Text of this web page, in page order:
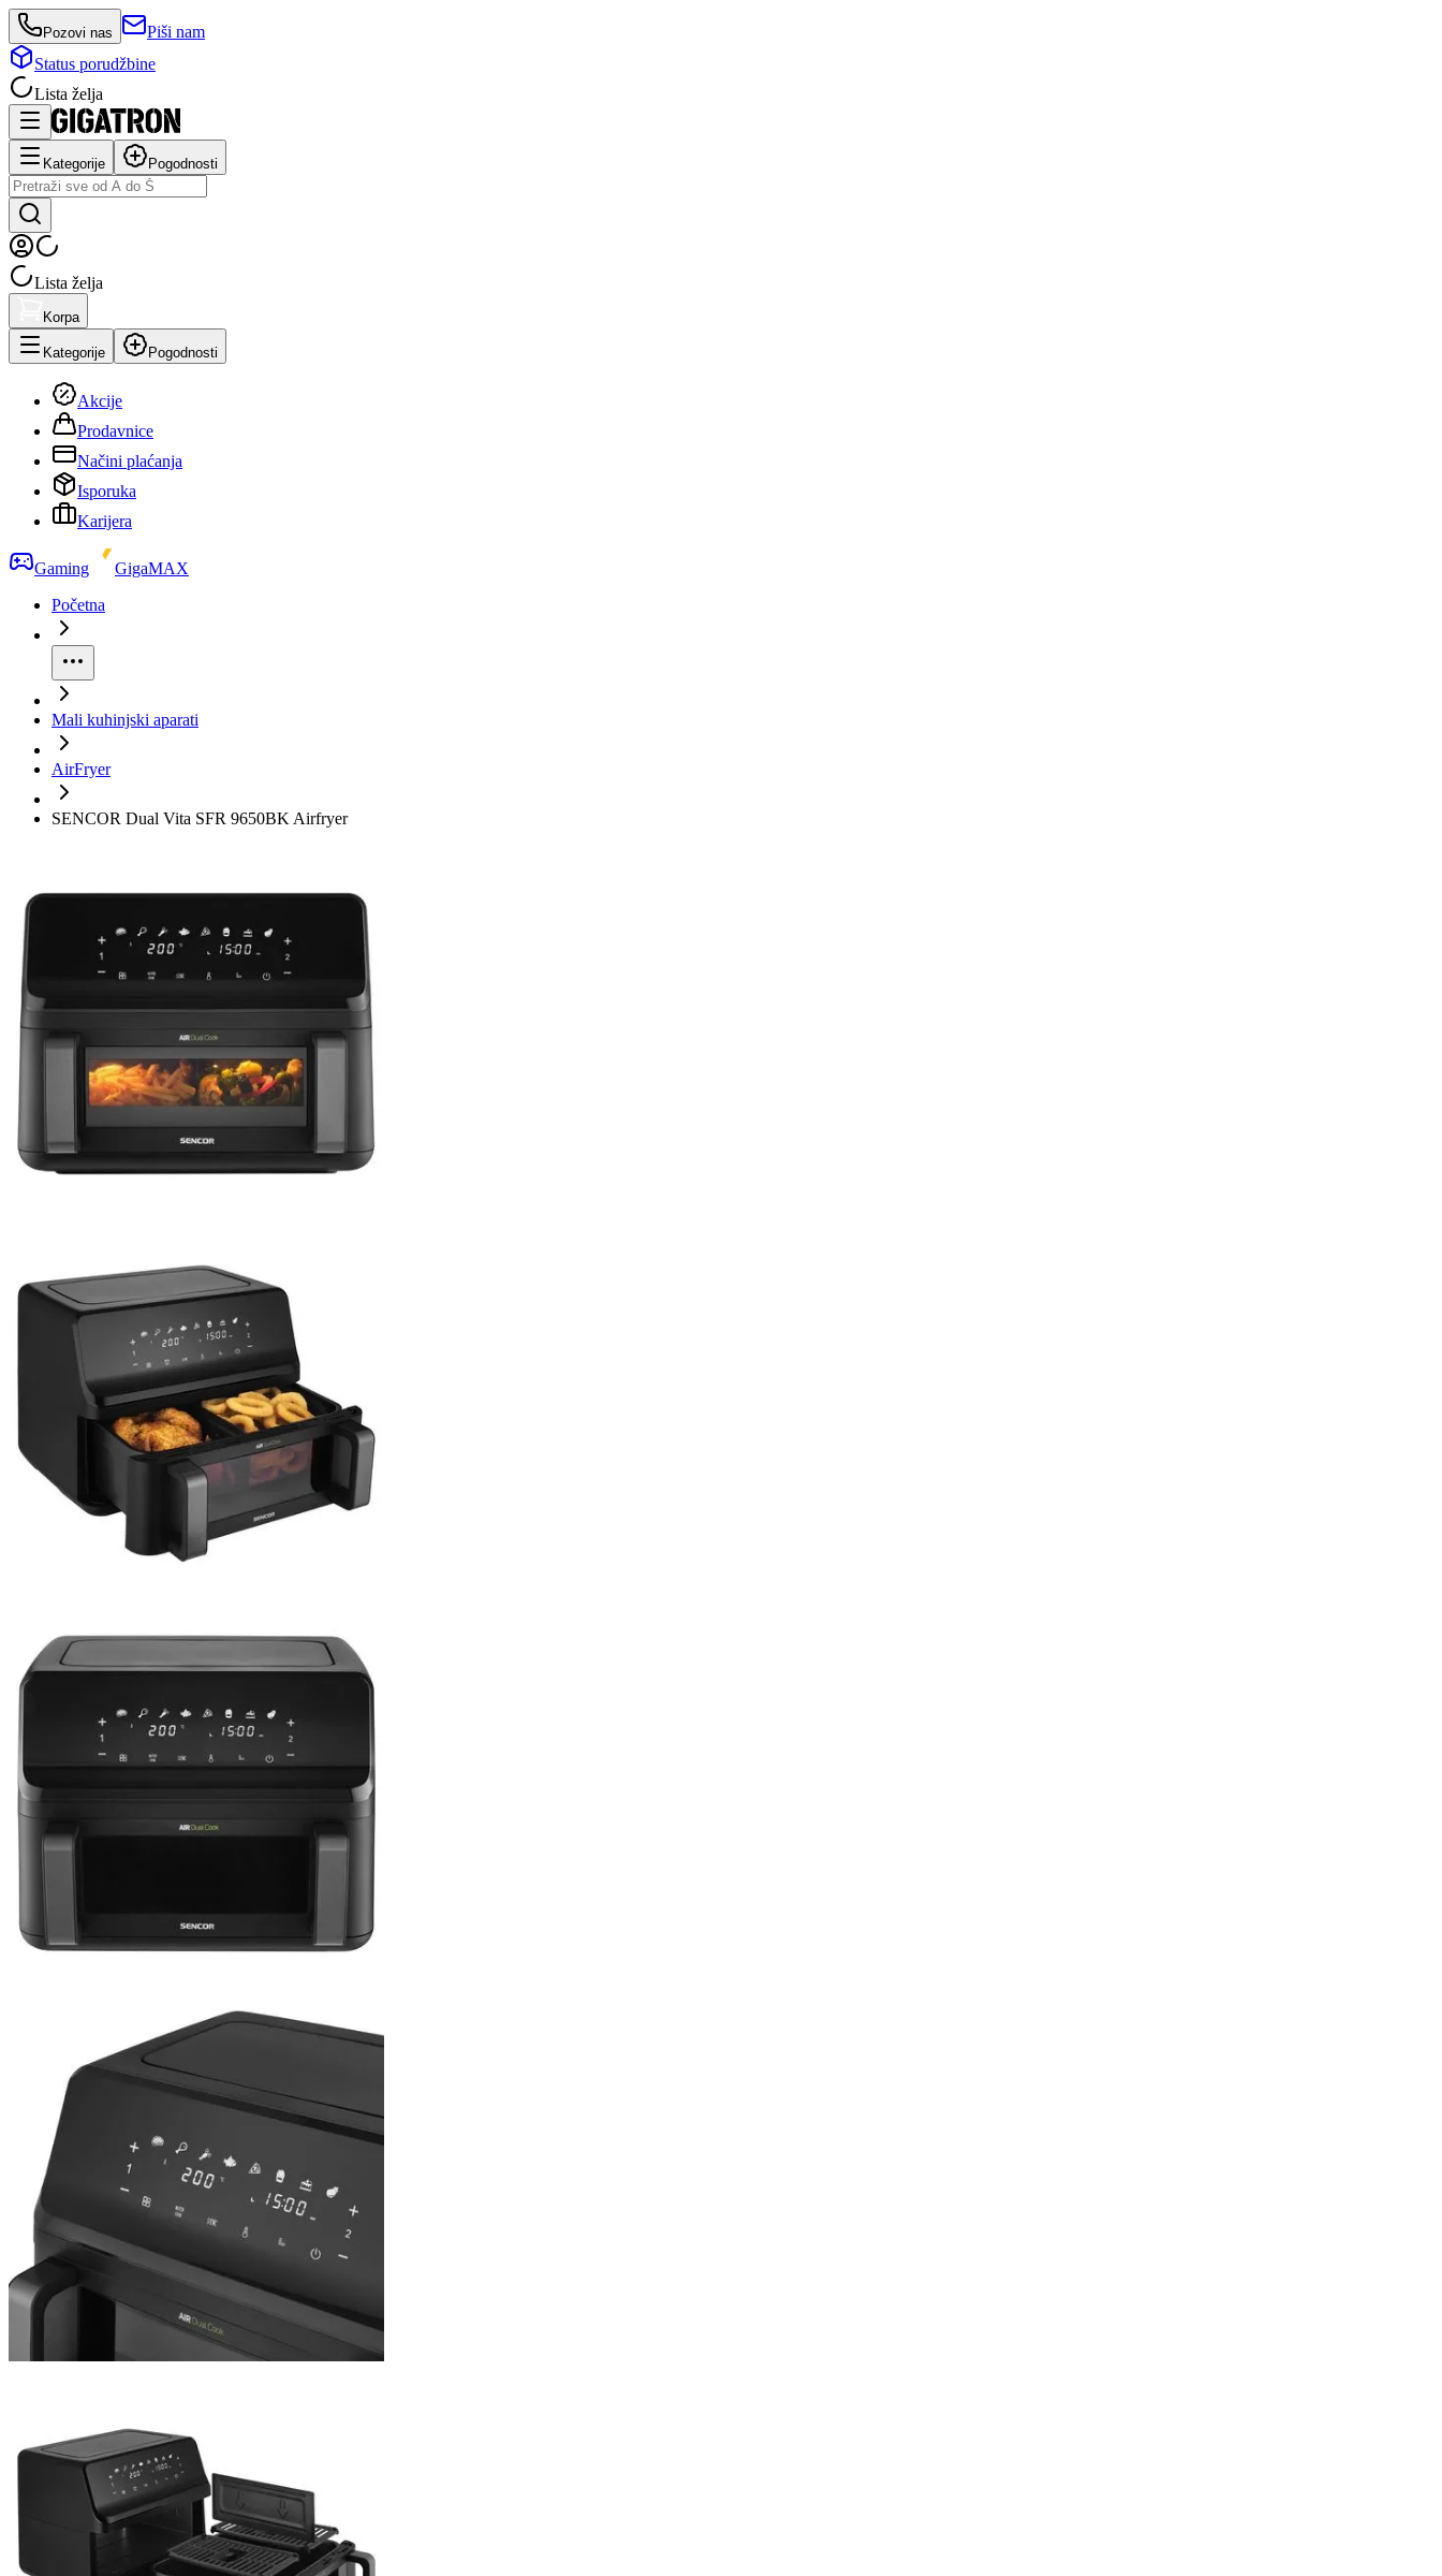
Pozovi nas
Piši nam
Status porudžbine
Lista želja
Kategorije Pogodnosti
Lista želja
Korpa
Kategorije Pogodnosti
Akcije
Prodavnice
Načini plaćanja
Isporuka
Karijera
Gaming
GigaMAX
Početna
Mali kuhinjski aparati
AirFryer
SENCOR Dual Vita SFR 9650BK Airfryer